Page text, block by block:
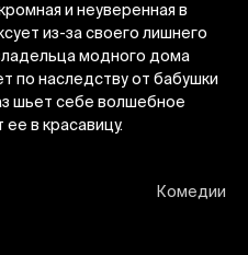
и неуверенная в
из-за своего лишнего
модного дома
по наследству от бабушки
шьет себе волшебное
в красавицу.
Комедии